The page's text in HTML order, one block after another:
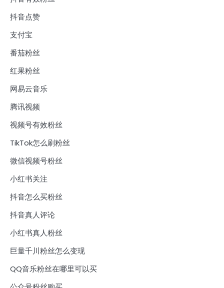
抖音点赞
支付宝
番茄粉丝
红果粉丝
网易云音乐
腾讯视频
视频号有效粉丝
TikTok怎么刷粉丝
微信视频号粉丝
小红书关注
抖音怎么买粉丝
抖音真人评论
小红书真人粉丝
巨量千川粉丝怎么变现
QQ音乐粉丝在哪里可以买